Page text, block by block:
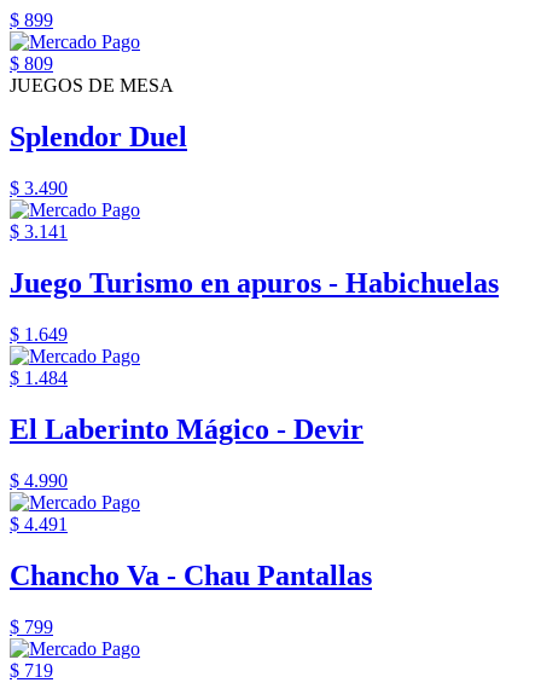
$ 899
$ 809
JUEGOS DE MESA
Splendor Duel
$ 3.490
$ 3.141
Juego Turismo en apuros - Habichuelas
$ 1.649
$ 1.484
El Laberinto Mágico - Devir
$ 4.990
$ 4.491
Chancho Va - Chau Pantallas
$ 799
$ 719